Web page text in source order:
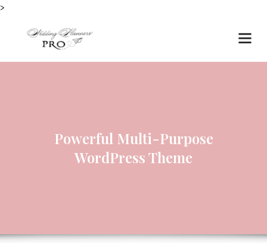
>
Powerful Multi-Purpose
WordPress Theme